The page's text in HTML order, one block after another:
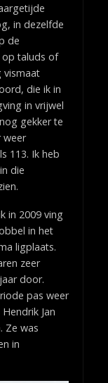
in dezelfde
de
op taluds of
vismaat
die ik in
in vrijwel
gekker te
weer
113. Ik heb
die
in 2009 ving
in het
ligplaats.
zeer
door.
pas weer
Jan
Ze was
in